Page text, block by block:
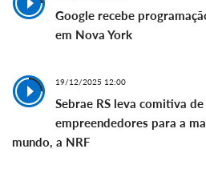
Google recebe
em Nova York
19/12/2025 12:00
Sebrae RS leva comitiva
empreendedores para a
mundo, a NRF